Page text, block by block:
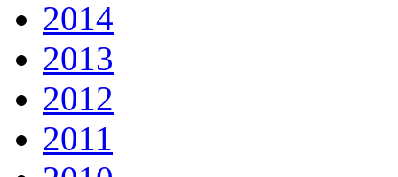
2014
2013
2012
2011